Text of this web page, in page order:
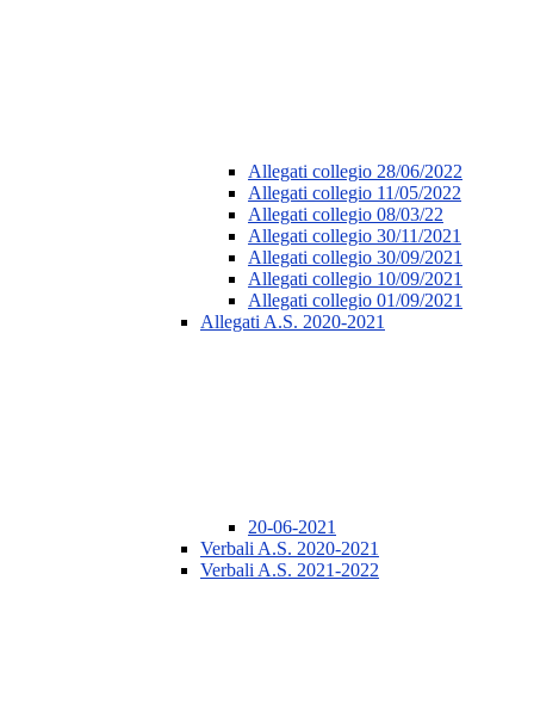
Allegati collegio 28/06/2022
Allegati collegio 11/05/2022
Allegati collegio 08/03/22
Allegati collegio 30/11/2021
Allegati collegio 30/09/2021
Allegati collegio 10/09/2021
Allegati collegio 01/09/2021
Allegati A.S. 2020-2021
20-06-2021
Verbali A.S. 2020-2021
Verbali A.S. 2021-2022